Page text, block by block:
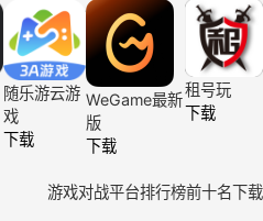
随乐游云游
戏
下载
WeGame最新
版
下载
租号玩
下载
游戏对战平台排行榜前十名下载